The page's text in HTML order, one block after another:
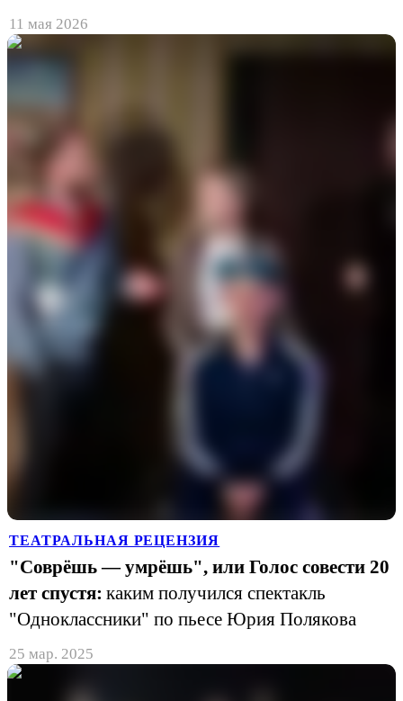
11 мая 2026
ТЕАТРАЛЬНАЯ РЕЦЕНЗИЯ
"Соврёшь — умрёшь", или Голос совести 20
лет спустя: каким получился спектакль
"Одноклассники" по пьесе Юрия Полякова
25 мар. 2025